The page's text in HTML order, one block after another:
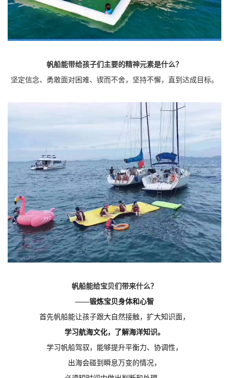
帆船能带给孩子们主要的精神元素是什么？
坚定信念、勇敢面对困难、锲而不舍，坚持不懈，直到达成目标。
帆船能给宝贝们带来什么？
——锻炼宝贝身体和心智
首先帆船能让孩子跟大自然接触，扩大知识面，
学习航海文化，了解海洋知识。
学习帆船驾驭 ，能够提升平衡力、协调性，
出海会碰到瞬息万变的情况，